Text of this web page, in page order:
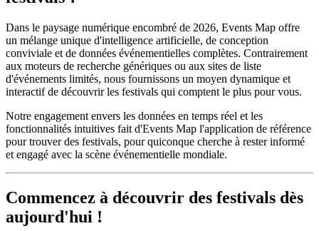
Dans le paysage numérique encombré de 2026, Events Map offre
un mélange unique d'intelligence artificielle, de conception
conviviale et de données événementielles complètes. Contrairement
aux moteurs de recherche génériques ou aux sites de liste
d'événements limités, nous fournissons un moyen dynamique et
interactif de découvrir les festivals qui comptent le plus pour vous.
Notre engagement envers les données en temps réel et les
fonctionnalités intuitives fait d'Events Map l'application de référence
pour trouver des festivals, pour quiconque cherche à rester informé
et engagé avec la scène événementielle mondiale.
Commencez à découvrir des festivals dès
aujourd'hui !